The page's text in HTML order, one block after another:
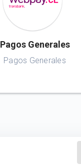
Pagos Generales
Pagos Generales